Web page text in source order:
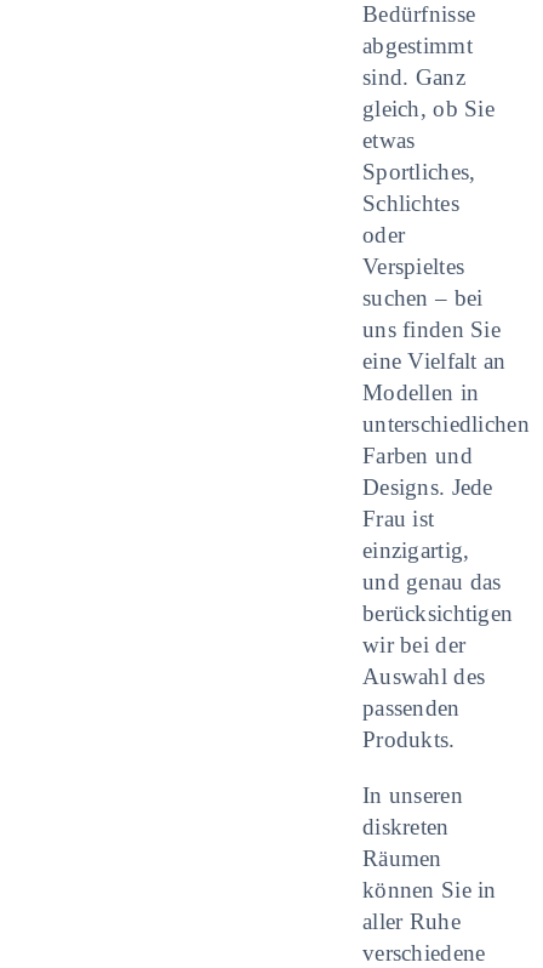
Bedürfnisse
abgestimmt
sind. Ganz
gleich, ob Sie
etwas
Sportliches,
Schlichtes
oder
Verspieltes
suchen – bei
uns finden Sie
eine Vielfalt an
Modellen in
unterschiedlichen
Farben und
Designs. Jede
Frau ist
einzigartig,
und genau das
berücksichtigen
wir bei der
Auswahl des
passenden
Produkts.
In unseren
diskreten
Räumen
können Sie in
aller Ruhe
verschiedene